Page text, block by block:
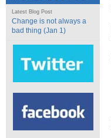
Latest Blog Post
Change is not always a
bad thing (Jan 1)